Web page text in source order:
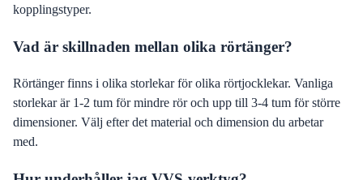
kopplingstyper.
Vad är skillnaden mellan olika rörtänger?
Rörtänger finns i olika storlekar för olika rörtjocklekar. Vanliga
storlekar är 1-2 tum för mindre rör och upp till 3-4 tum för större
dimensioner. Välj efter det material och dimension du arbetar
med.